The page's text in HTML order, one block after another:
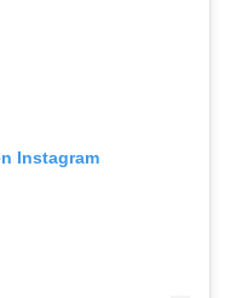
Instagram